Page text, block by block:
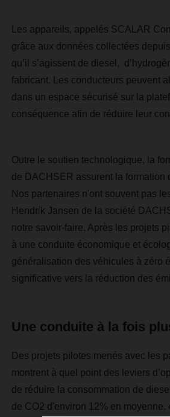
Les appareils, appelés SCALAR
grâce aux données collectées
qu’il s’agissent de diesel,
fabricant. Les conducteurs peuvent
dans un espace sécurisé sur la
conséquence afin de réduire leur
Outre le soutien technologique, la
de DACHSER assurent la formation
Nos partenaires n'ont souvent pas
Hendrik Jansen de la société
notre savoir-faire. Après les projets
à une conduite économique et
généralisation des véhicules à zéro
significative vers la réduction des
Une conduite à la fois
Des projets pilotes menés avec les
montrent à quel point des leviers
de réduire la consommation de
de CO2 d'environ 12% en moyenne.